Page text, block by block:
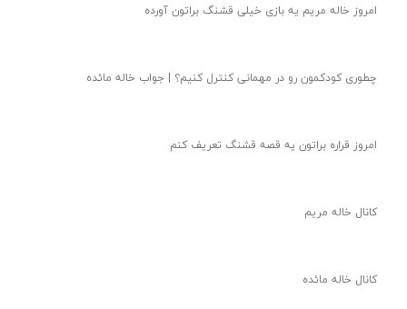
امروز خاله مریم یه بازی خیلی قشنگ براتون آورده
چطوری کودکمون رو در مهمانی کنترل کنیم؟ | جواب خاله مائده
امروز قراره براتون یه قصه قشنگ تعریف کنم
کانال خاله مریم
کانال خاله مائده